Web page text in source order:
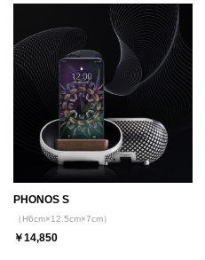
PHONOS S
（H6cm×12.5cm×7cm）
￥14,850